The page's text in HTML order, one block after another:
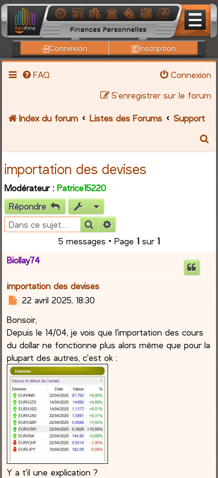
Connexion Inscription
FAQ
Connexion
S’enregistrer sur le forum
Index du forum Listes des Forums
Support
importation des devises
Modérateur : Patrice15220
Répondre
Rechercher
5 messages • Page 1 sur 1
Biollay74
importation des devises
M
s
s
a
e
22 avril 2025, 18:30
Bonsoir,
Depuis le 14/04, je vois que l'importation des cours
du dollar ne fonctionne plus alors même que pour la
plupart des autres, c'est ok :
Y a t'il une explication ?